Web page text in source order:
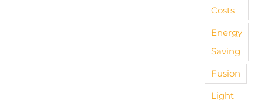
Costs
Energy
Saving
Fusion
Light